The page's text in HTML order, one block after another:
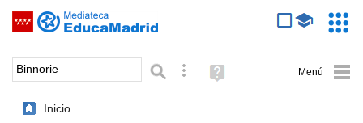
Saltar navegación
Palabra o frase: Búsqueda avanzada
Ayuda
(en
Inicio